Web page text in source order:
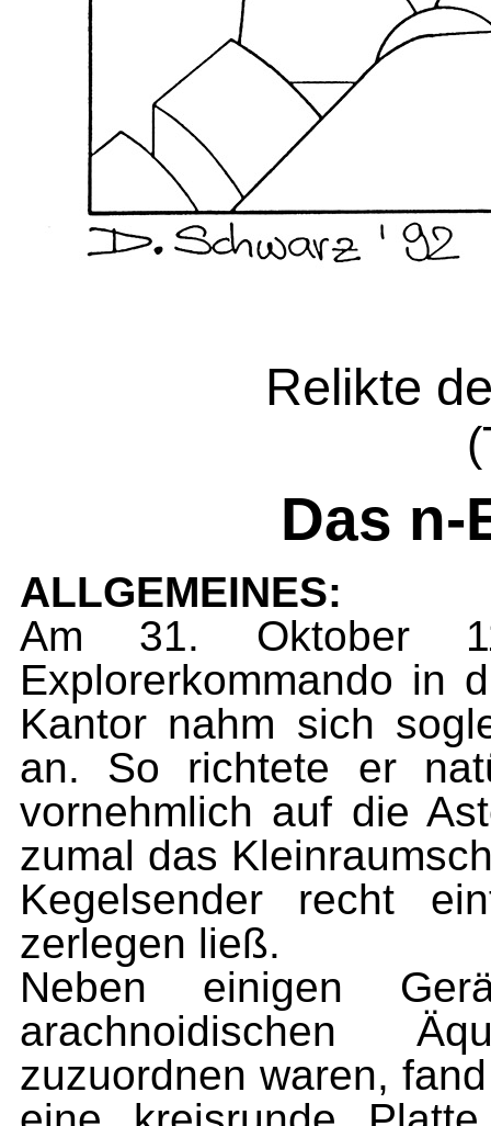
Relikte
Das n-
ALLGEMEINES:
Am 31. Oktober
Explorerkommando in
Kantor nahm sich
an. So richtete er
vornehmlich auf die
zumal das
Kegelsender recht
zerlegen ließ.
Neben einigen
arachnoidischen
zuzuordnen waren,